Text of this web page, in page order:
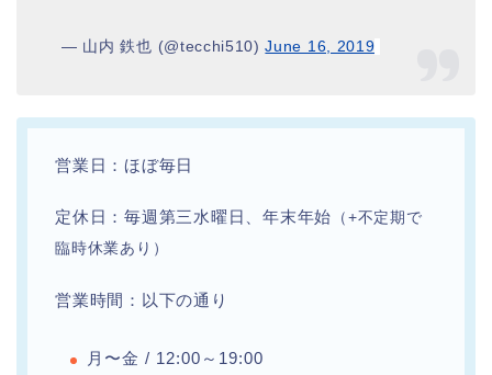
— 山内 鉄也 (@tecchi510)June 16, 2019
営業日：ほぼ毎日
定休日：毎週第三水曜日、年末年始 （+不定期で
臨時休業あり）
営業時間：以下の通り
月〜金 / 12:00～19:00